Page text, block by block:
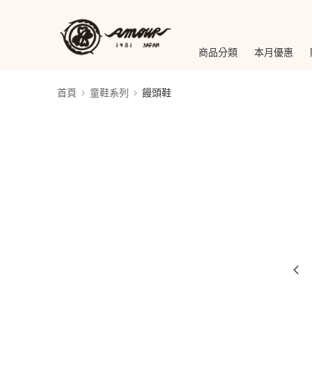
商品分類 本月優惠
首頁 童鞋系列 饅頭鞋